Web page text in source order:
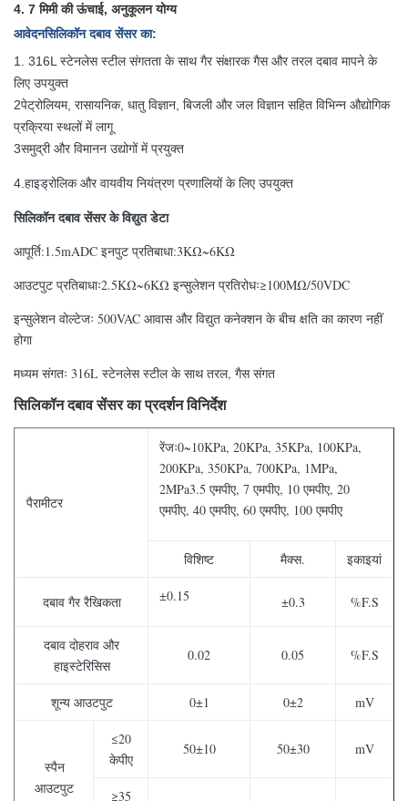
4. 7 मिमी की ऊंचाई, अनुकूलन योग्य
आवेदनसिलिकॉन दबाव सेंसर का:
1. 316L स्टेनलेस स्टील संगतता के साथ गैर संक्षारक गैस और तरल दबाव मापने के
लिए उपयुक्त
2पेट्रोलियम, रासायनिक, धातु विज्ञान, बिजली और जल विज्ञान सहित विभिन्न औद्योगिक
प्रक्रिया स्थलों में लागू
3समुद्री और विमानन उद्योगों में प्रयुक्त
4. हाइड्रोलिक और वायवीय नियंत्रण प्रणालियों के लिए उपयुक्त
सिलिकॉन दबाव सेंसर के विद्युत डेटा
आपूर्ति:1.5mADC इनपुट प्रतिबाधा:3KΩ~6KΩ
आउटपुट प्रतिबाधाः2.5KΩ~6KΩ इन्सुलेशन प्रतिरोधः≥100MΩ/50VDC
इन्सुलेशन वोल्टेजः 500VAC आवास और विद्युत कनेक्शन के बीच क्षति का कारण नहीं
होगा
मध्यम संगतः 316L स्टेनलेस स्टील के साथ तरल, गैस संगत
सिलिकॉन दबाव सेंसर का प्रदर्शन विनिर्देश
पैरामीटर
रेंजः0~10KPa, 20KPa, 35KPa, 100KPa,
200KPa, 350KPa, 700KPa, 1MPa,
2MPa3.5 एमपीए, 7 एमपीए, 10 एमपीए, 20
एमपीए, 40 एमपीए, 60 एमपीए, 100 एमपीए
विशिष्ट मैक्स. इकाइयां
दबाव गैर रैखिकता ±0.15 ±0.3 %F.S
दबाव दोहराव और
हाइस्टेरिसिस
0.02 0.05 %F.S
शून्य आउटपुट 0±1 0±2 mV
स्पैन
आउटपुट
≤20
केपीए
50±10 50±30 mV
≥35